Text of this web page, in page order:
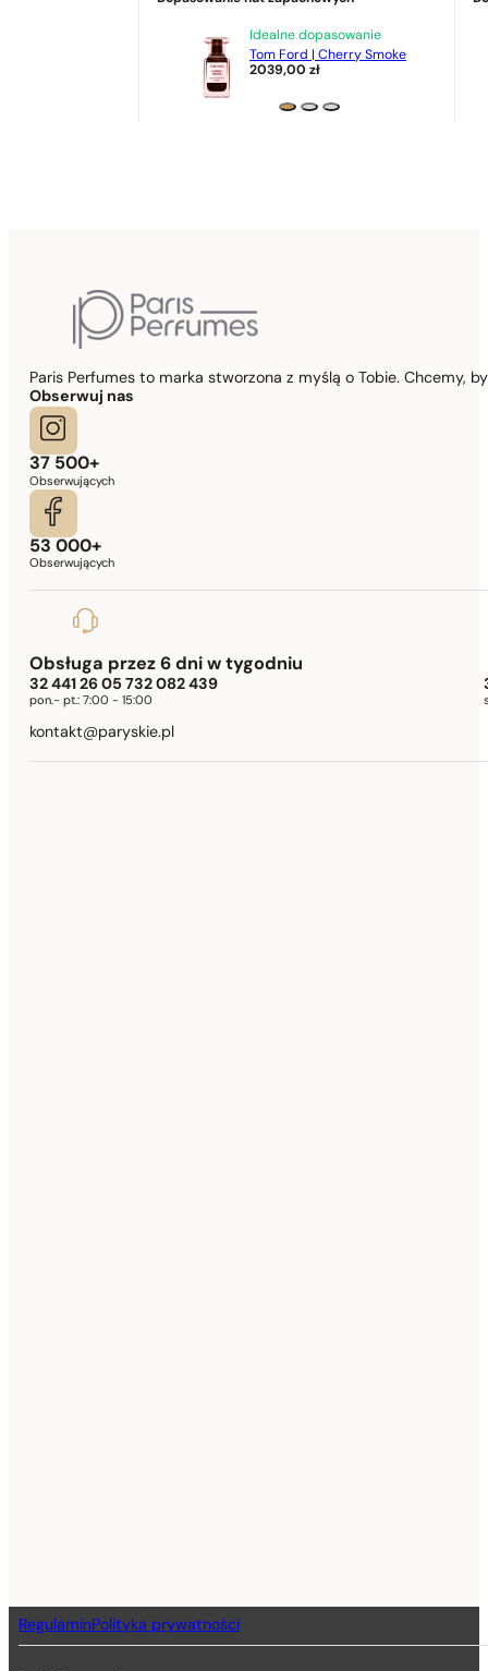
Idealne dopasowanie
Tom Ford | Cherry Smoke
2039,00zł
Paris Perfumes to marka stworzona z myślą o Tobie. Chcemy,
Obserwuj nas
37 500+
Obserwujących
53 000+
Obserwujących
Obsługa przez 6 dni w tygodniu
32 441 26 05 732 082 439
pon.- pt.: 7:00 - 15:00
kontakt@paryskie.pl
RegulaminPolityka prywatności